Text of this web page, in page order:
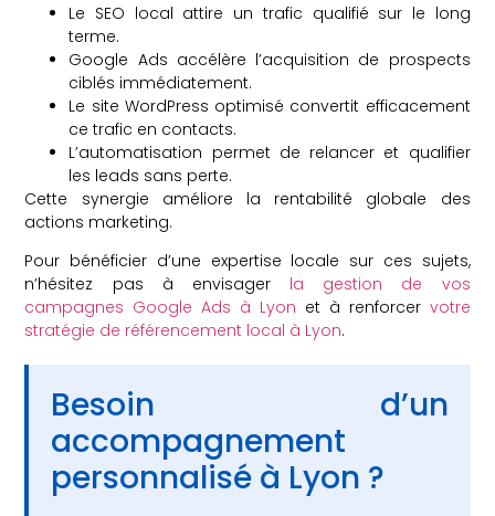
Le SEO local attire un trafic qualifié sur le long
terme.
Google Ads accélère l’acquisition de prospects
ciblés immédiatement.
Le site WordPress optimisé convertit efficacement
ce trafic en contacts.
L’automatisation permet de relancer et qualifier
les leads sans perte.
Cette synergie améliore la rentabilité globale des
actions marketing.
Pour bénéficier d’une expertise locale sur ces sujets,
n’hésitez pas à envisager la gestion de vos
campagnes Google Ads à Lyon et à renforcer votre
stratégie de référencement local à Lyon.
Besoin d’un
accompagnement
personnalisé à Lyon ?